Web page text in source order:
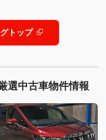
トップ
選中古車物件情報